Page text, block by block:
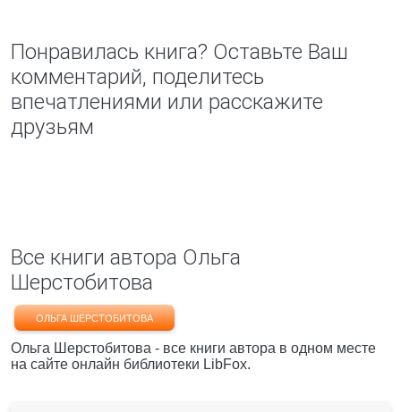
Понравилась книга? Оставьте Ваш
комментарий, поделитесь
впечатлениями или расскажите
друзьям
Все книги автора Ольга
Шерстобитова
ОЛЬГА ШЕРСТОБИТОВА
Ольга Шерстобитова - все книги автора в одном месте
на сайте онлайн библиотеки LibFox.